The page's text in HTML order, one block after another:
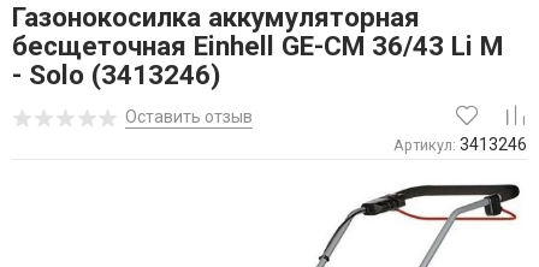
Газонокосилка аккумуляторная
бесщеточная Einhell GE-CM 36/43 Li M
- Solo (3413246)
Оставить отзыв
Артикул: 3413246